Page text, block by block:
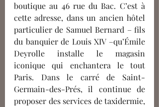
boutique au 46 rue du Bac. C’est à
cette adresse, dans un ancien hôtel
particulier de Samuel Bernard – fils
du banquier de Louis XIV –qu’Émile
Deyrolle installe le magasin
iconique qui enchantera le tout
Paris. Dans le carré de Saint-
Germain-des-Prés, il continue de
proposer des services de taxidermie,